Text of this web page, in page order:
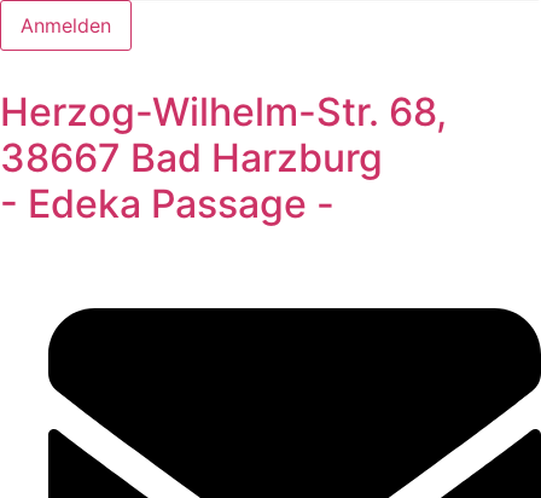
Anmelden
Herzog-Wilhelm-Str. 68,
38667 Bad Harzburg
- Edeka Passage -